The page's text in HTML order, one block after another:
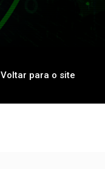
Voltar para o site